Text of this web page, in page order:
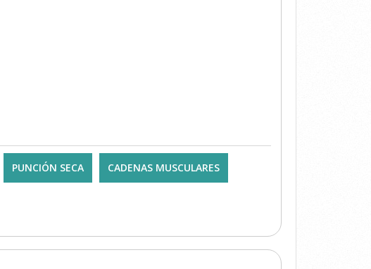
PUNCIÓN SECA CADENAS MUSCULARES